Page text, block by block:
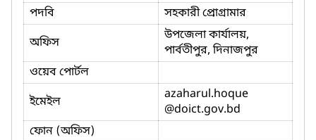
পদবি
সহকারী প্রোগ্রামার
অফিস
উপজেলা কার্যালয়,
পার্বতীপুর, দিনাজপুর
ওয়েব পোর্টল
ইমেইল
azaharul.hoque
@doict.gov.bd
ফোন (অফিস)